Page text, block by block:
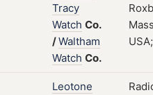
Tracy
Watch Co.
/Waltham
Watch Co.
Leotone